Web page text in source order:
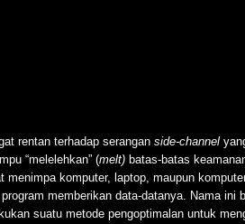
rentan terhadap serangan side-channel
“melelehkan” (melt) batas-batas
menimpa komputer, laptop, maupun
memberikan data-datanya. Nama ini
suatu metode pengoptimalan untuk